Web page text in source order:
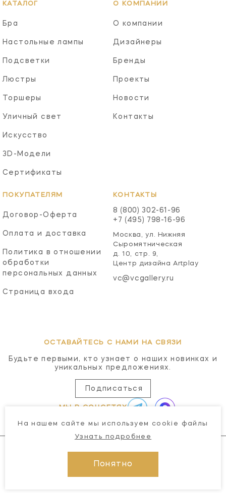
КАТАЛОГ
Бра
Настольные лампы
Подсветки
Люстры
Торшеры
Уличный свет
Искусство
3D-Модели
Сертификаты
О КОМПАНИИ
О компании
Дизайнеры
Бренды
Проекты
Новости
Контакты
ПОКУПАТЕЛЯМ
Договор-Оферта
Оплата и доставка
Политика в отношении
обработки
персональных данных
Страница входа
КОНТАКТЫ
8 (800) 302-61-96
+7 (495) 798-16-96
Москва, ул. Нижняя
Сыромятническая
д. 10, стр. 9,
Центр дизайна Artplay
vc@vcgallery.ru
ОСТАВАЙТЕСЬ С НАМИ НА СВЯЗИ
Будьте первыми, кто узнает о наших новинках и
уникальных предложениях.
Подписаться
МЫ В СОЦСЕТЯХ
На нашем сайте мы используем cookie файлы
Узнать подробнее
Понятно